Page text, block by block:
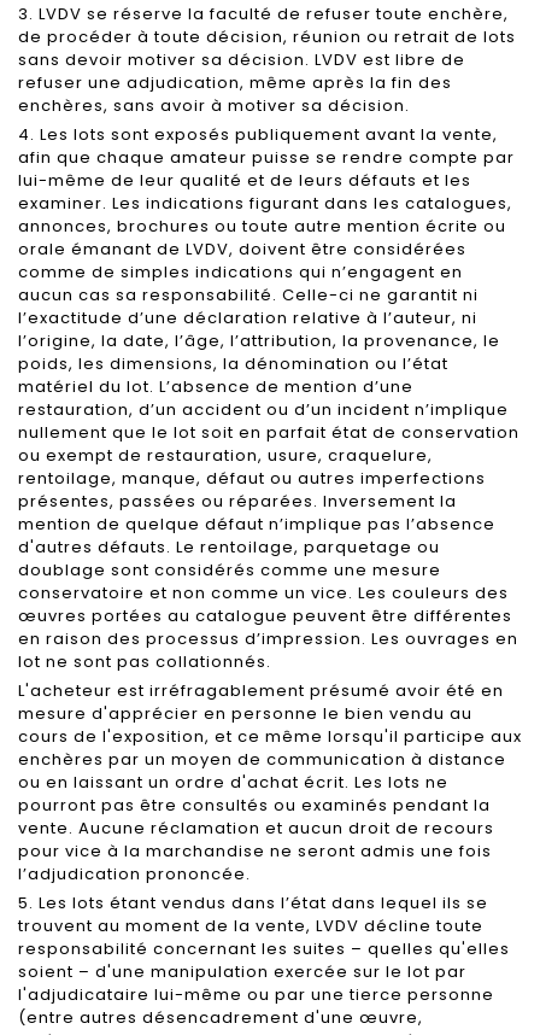
3. LVDV se réserve la faculté de refuser toute enchère,
de procéder à toute décision, réunion ou retrait de lots
sans devoir motiver sa décision. LVDV est libre de
refuser une adjudication, même après la fin des
enchères, sans avoir à motiver sa décision.
4. Les lots sont exposés publiquement avant la vente,
afin que chaque amateur puisse se rendre compte par
lui-même de leur qualité et de leurs défauts et les
examiner. Les indications figurant dans les catalogues,
annonces, brochures ou toute autre mention écrite ou
orale émanant de LVDV, doivent être considérées
comme de simples indications qui n’engagent en
aucun cas sa responsabilité. Celle-ci ne garantit ni
l’exactitude d’une déclaration relative à l’auteur, ni
l’origine, la date, l’âge, l’attribution, la provenance, le
poids, les dimensions, la dénomination ou l’état
matériel du lot. L’absence de mention d’une
restauration, d’un accident ou d’un incident n’implique
nullement que le lot soit en parfait état de conservation
ou exempt de restauration, usure, craquelure,
rentoilage, manque, défaut ou autres imperfections
présentes, passées ou réparées. Inversement la
mention de quelque défaut n’implique pas l’absence
d'autres défauts. Le rentoilage, parquetage ou
doublage sont considérés comme une mesure
conservatoire et non comme un vice. Les couleurs des
œuvres portées au catalogue peuvent être différentes
en raison des processus d’impression. Les ouvrages en
lot ne sont pas collationnés.
L'acheteur est irréfragablement présumé avoir été en
mesure d'apprécier en personne le bien vendu au
cours de l'exposition, et ce même lorsqu'il participe aux
enchères par un moyen de communication à distance
ou en laissant un ordre d'achat écrit. Les lots ne
pourront pas être consultés ou examinés pendant la
vente. Aucune réclamation et aucun droit de recours
pour vice à la marchandise ne seront admis une fois
l’adjudication prononcée.
5. Les lots étant vendus dans l’état dans lequel ils se
trouvent au moment de la vente, LVDV décline toute
responsabilité concernant les suites – quelles qu'elles
soient – d'une manipulation exercée sur le lot par
l'adjudicataire lui-même ou par une tierce personne
(entre autres désencadrement d'une œuvre,